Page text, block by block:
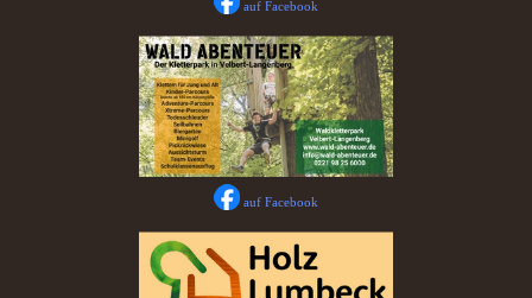
auf Facebook
auf Facebook